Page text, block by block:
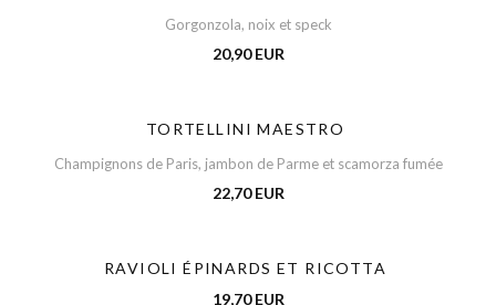
Gorgonzola, noix et speck
20,90 EUR
TORTELLINI MAESTRO
Champignons de Paris, jambon de Parme et scamorza fumée
22,70 EUR
RAVIOLI ÉPINARDS ET RICOTTA
19,70 EUR